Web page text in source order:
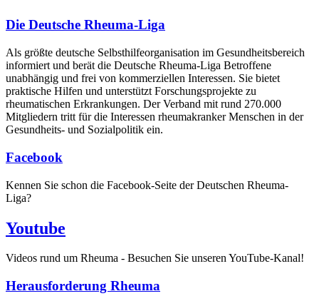
Die Deutsche Rheuma-Liga
Als größte deutsche Selbsthilfe­organisation im Gesundheitsbereich
informiert und berät die Deutsche Rheuma-Liga Betroffene
unabhängig und frei von kommerziellen Interessen. Sie bietet
praktische Hilfen und unterstützt Forschungsprojekte zu
rheumatischen Erkrankungen. Der Verband mit rund 270.000
Mitgliedern tritt für die Interessen rheumakranker Menschen in der
Gesundheits- und Sozialpolitik ein.
Facebook
Kennen Sie schon die Facebook-Seite der Deutschen Rheuma-
Liga?
Youtube
Videos rund um Rheuma - Besuchen Sie unseren YouTube-Kanal!
Herausforderung Rheuma